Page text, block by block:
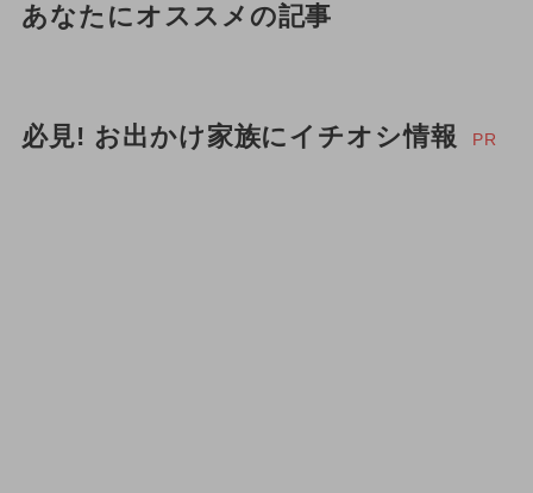
あなたにオススメの記事
必見! お出かけ家族にイチオシ情報 PR